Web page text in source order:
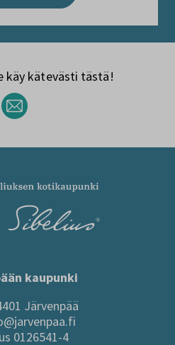
käy kätevästi tästä!
kaupunki
Järvenpää
0126541-4